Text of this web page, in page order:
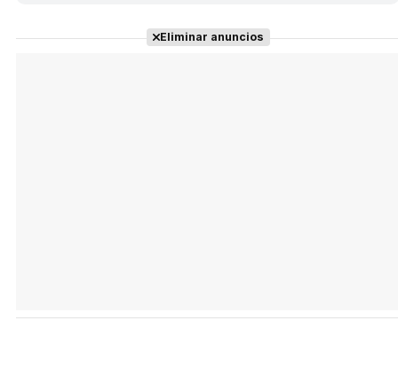
Eliminar anuncios